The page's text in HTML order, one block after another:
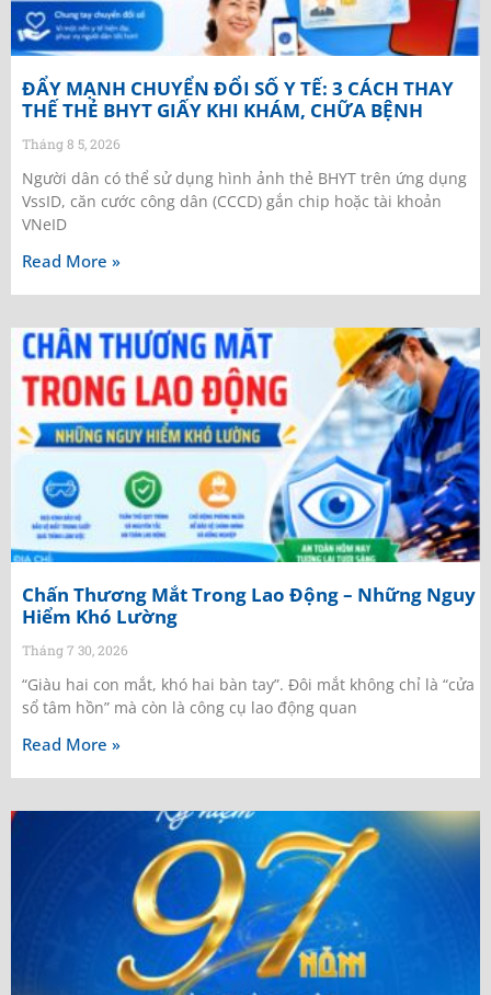
ĐẨY MẠNH CHUYỂN ĐỔI SỐ Y TẾ: 3 CÁCH THAY
THẾ THẺ BHYT GIẤY KHI KHÁM, CHỮA BỆNH
Tháng 8 5, 2026
Người dân có thể sử dụng hình ảnh thẻ BHYT trên ứng dụng
VssID, căn cước công dân (CCCD) gắn chip hoặc tài khoản
VNeID
Read More »
Chấn Thương Mắt Trong Lao Động – Những Nguy
Hiểm Khó Lường
Tháng 7 30, 2026
“Giàu hai con mắt, khó hai bàn tay”. Đôi mắt không chỉ là “cửa
sổ tâm hồn” mà còn là công cụ lao động quan
Read More »